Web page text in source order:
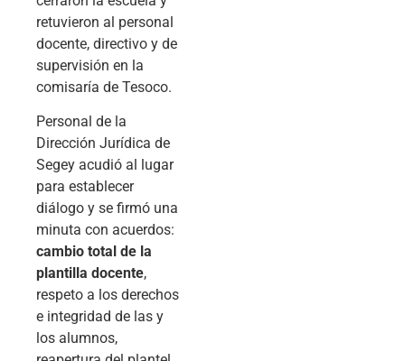
retuvieron al personal
docente, directivo y de
supervisión en la
comisaría de Tesoco.
Personal de la
Dirección Jurídica de
Segey acudió al lugar
para establecer
diálogo y se firmó una
minuta con acuerdos:
cambio total de la
plantilla docente,
respeto a los derechos
e integridad de las y
los alumnos,